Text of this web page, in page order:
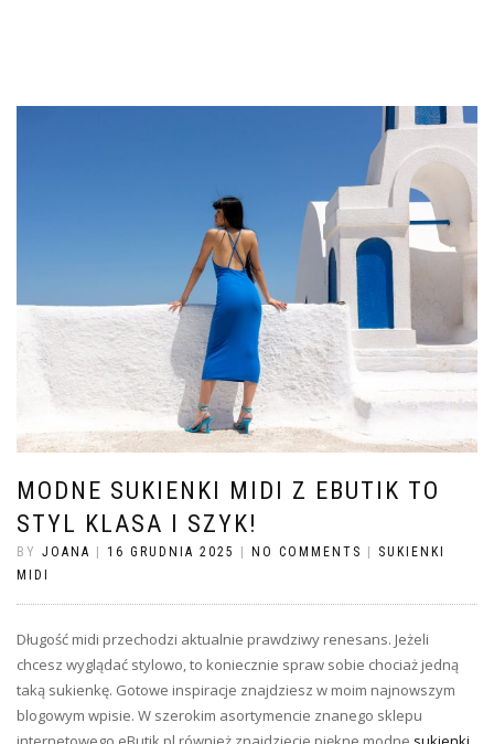
MODNE SUKIENKI MIDI Z EBUTIK TO
STYL KLASA I SZYK!
BY JOANA | 16 GRUDNIA 2025 | NO COMMENTS | SUKIENKI
MIDI
Długość midi przechodzi aktualnie prawdziwy renesans. Jeżeli
chcesz wyglądać stylowo, to koniecznie spraw sobie chociaż jedną
taką sukienkę. Gotowe inspiracje znajdziesz w moim najnowszym
blogowym wpisie. W szerokim asortymencie znanego sklepu